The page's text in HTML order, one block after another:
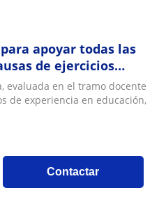
apoyar todas las
de ejercicios
la atención
evaluada en el tramo docente
de experiencia en educación,
Contactar